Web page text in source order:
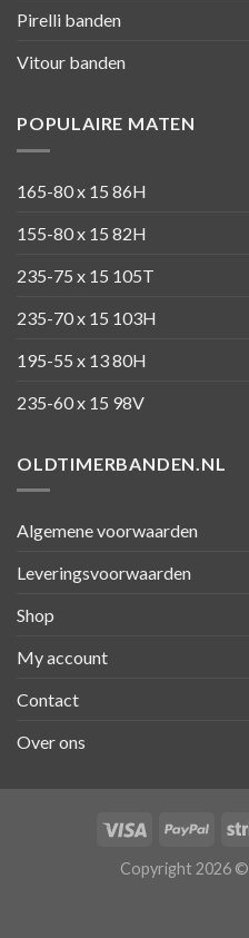
Pirelli banden
Vitour banden
POPULAIRE MATEN
165-80 x 15 86H
155-80 x 15 82H
235-75 x 15 105T
235-70 x 15 103H
195-55 x 13 80H
235-60 x 15 98V
OLDTIMERBANDEN.NL
Algemene voorwaarden
Leveringsvoorwaarden
Shop
My account
Contact
Over ons
Copyright 2026 ©